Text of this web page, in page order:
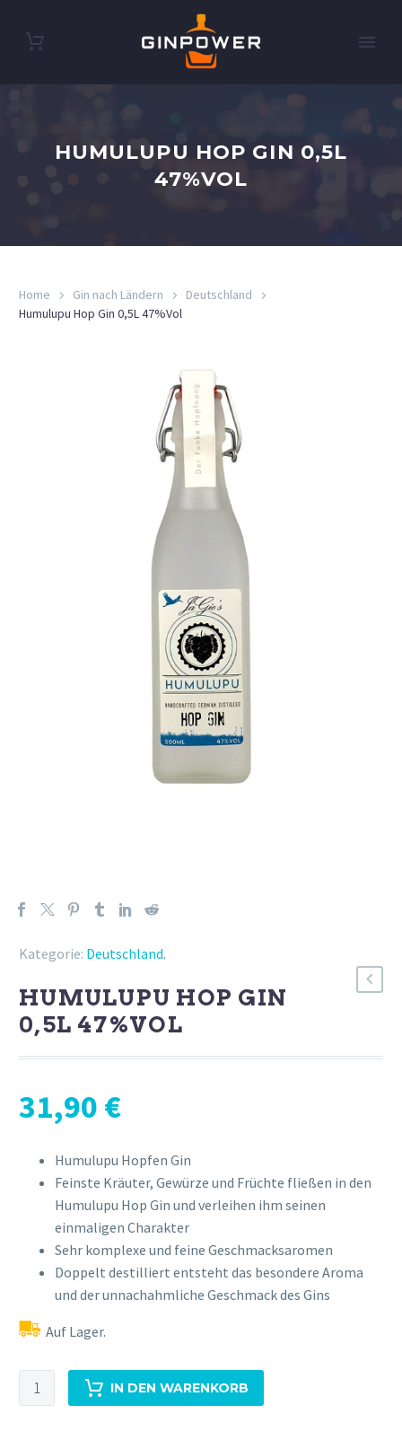
HUMULUPU HOP GIN 0,5L
47%VOL
Home Gin nach Ländern
Deutschland
Humulupu Hop Gin 0,5L 47%Vol
Kategorie: Deutschland.
HUMULUPU HOP GIN
0,5L 47%VOL
31,90 €
Humulupu Hopfen Gin
Feinste Kräuter, Gewürze und Früchte fließen in den
Humulupu Hop Gin und verleihen ihm seinen
einmaligen Charakter
Sehr komplexe und feine Geschmacksaromen
Doppelt destilliert entsteht das besondere Aroma
und der unnachahmliche Geschmack des Gins
Auf Lager.
Humulupu
Hop
IN DEN WARENKORB